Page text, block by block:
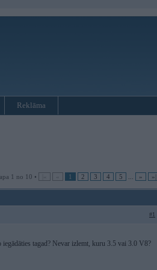
Reklāma
1 no 10 • |« « 1 2 3 4 5 » »|
#1
tagad? Nevar izlemt, kuru 3.5 vai 3.0 V8?